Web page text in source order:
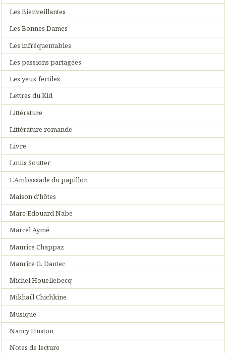
Les Bienveillantes
Les Bonnes Dames
Les infréquentables
Les passions partagées
Les yeux fertiles
Lettres du Kid
Littérature
Littérature romande
Livre
Louis Soutter
L'Ambassade du papillon
Maison d'hôtes
Marc-Edouard Nabe
Marcel Aymé
Maurice Chappaz
Maurice G. Dantec
Michel Houellebecq
Mikhaïl Chichkine
Musique
Nancy Huston
Notes de lecture